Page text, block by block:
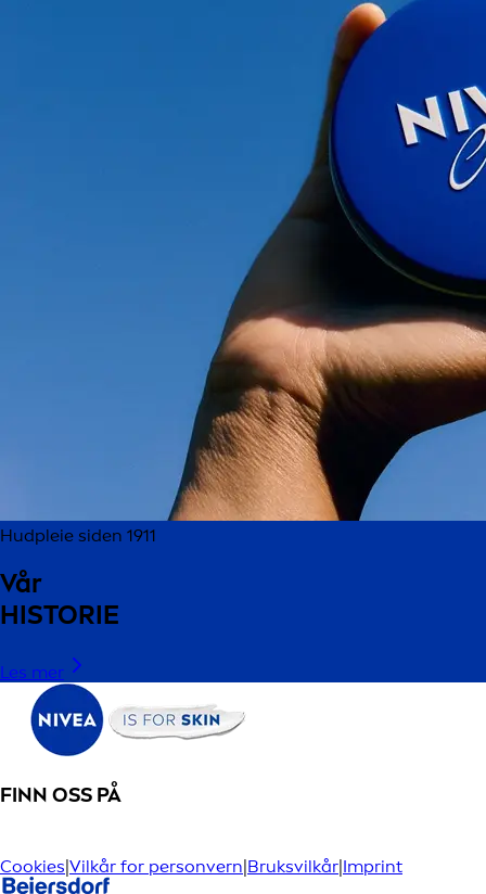
Hudpleie siden 1911
Vår
HISTORIE
Les mer
FINN OSS PÅ
Cookies|Vilkår for personvern|Bruksvilkår|Imprint